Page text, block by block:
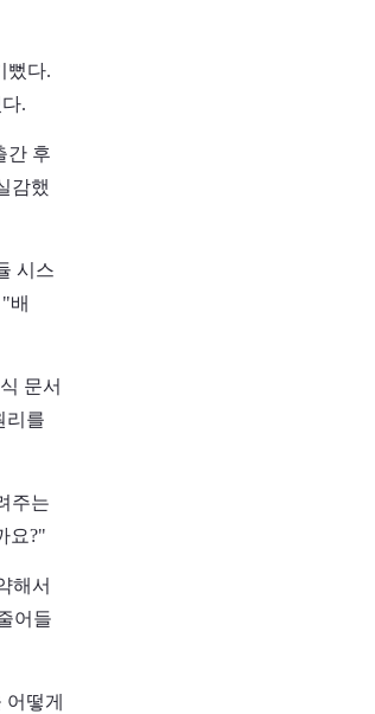
뻤다.
.
간 후
감했
시스
배
문서
리를
주는
요?"
해서
어들
떻게